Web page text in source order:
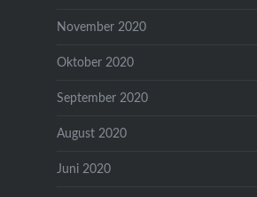
November 2020
Oktober 2020
September 2020
August 2020
Juni 2020